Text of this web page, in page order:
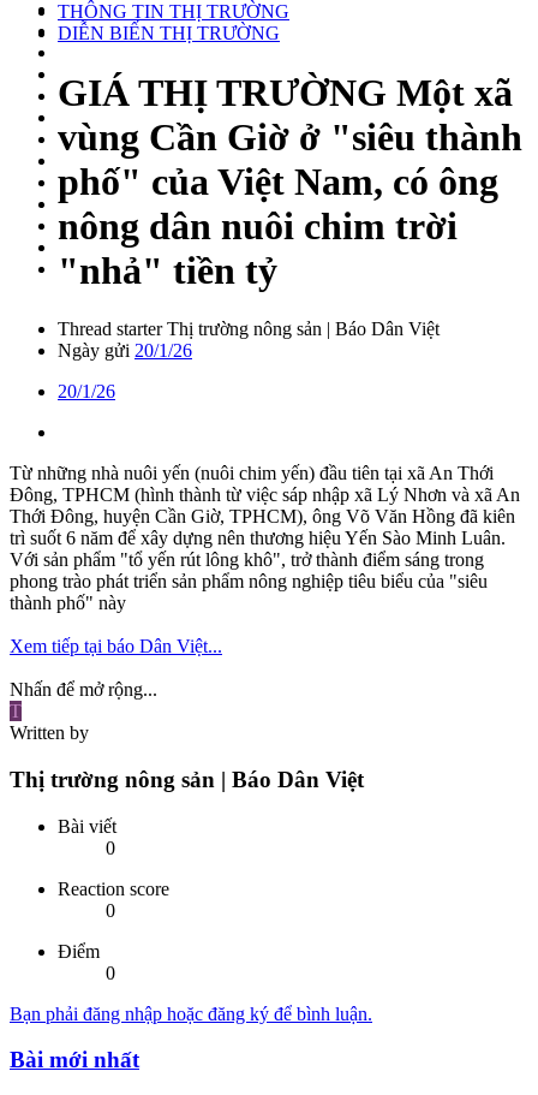
THÔNG TIN THỊ TRƯỜNG
DIỄN BIẾN THỊ TRƯỜNG
GIÁ THỊ TRƯỜNG Một xã
vùng Cần Giờ ở "siêu thành
phố" của Việt Nam, có ông
nông dân nuôi chim trời
"nhả" tiền tỷ
Thread starter Thị trường nông sản | Báo Dân Việt
Ngày gửi 20/1/26
20/1/26
Từ những nhà nuôi yến (nuôi chim yến) đầu tiên tại xã An Thới
Đông, TPHCM (hình thành từ việc sáp nhập xã Lý Nhơn và xã An
Thới Đông, huyện Cần Giờ, TPHCM), ông Võ Văn Hồng đã kiên
trì suốt 6 năm để xây dựng nên thương hiệu Yến Sào Minh Luân.
Với sản phẩm "tổ yến rút lông khô", trở thành điểm sáng trong
phong trào phát triển sản phẩm nông nghiệp tiêu biểu của "siêu
thành phố" này
Xem tiếp tại báo Dân Việt...
Nhấn để mở rộng...
T
Written by
Thị trường nông sản | Báo Dân Việt
Bài viết
0
Reaction score
0
Điểm
0
Bạn phải đăng nhập hoặc đăng ký để bình luận.
Bài mới nhất